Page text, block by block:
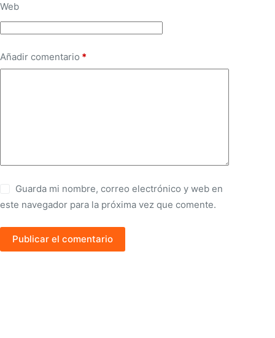
Web
Añadir comentario *
Guarda mi nombre, correo electrónico y web en
este navegador para la próxima vez que comente.
Publicar el comentario